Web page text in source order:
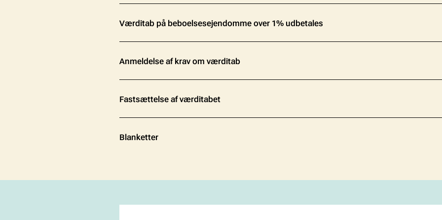
Værditab på beboelsesejendomme over 1% udbetales
Anmeldelse af krav om værditab
Fastsættelse af værditabet
Blanketter